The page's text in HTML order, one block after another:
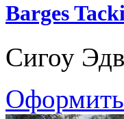
Barges
Сигоу
Оформить